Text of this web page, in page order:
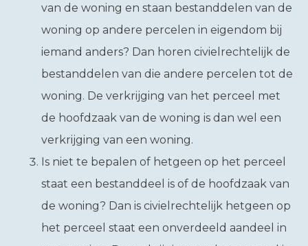
van de woning en staan bestanddelen van de
woning op andere percelen in eigendom bij
iemand anders? Dan horen civielrechtelijk de
bestanddelen van die andere percelen tot de
woning. De verkrijging van het perceel met
de hoofdzaak van de woning is dan wel een
verkrijging van een woning.
Is niet te bepalen of hetgeen op het perceel
staat een bestanddeel is of de hoofdzaak van
de woning? Dan is civielrechtelijk hetgeen op
het perceel staat een onverdeeld aandeel in